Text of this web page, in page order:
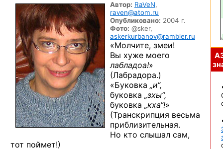
Автор: RaVeN,
raven@atom.ru
Опубликовано: 2004 г.
Фото: @sker,
askerkurbanov@rambler.ru
«Молчите, змеи!
Вы хуже моего
лабладоа!»
(Лабрадора.)
«Буковка „и“,
буковка „зхы“,
буковка „кха“!»
(Транскрипция весьма
приблизительная.
Но кто слышал сам,
тот поймет!)